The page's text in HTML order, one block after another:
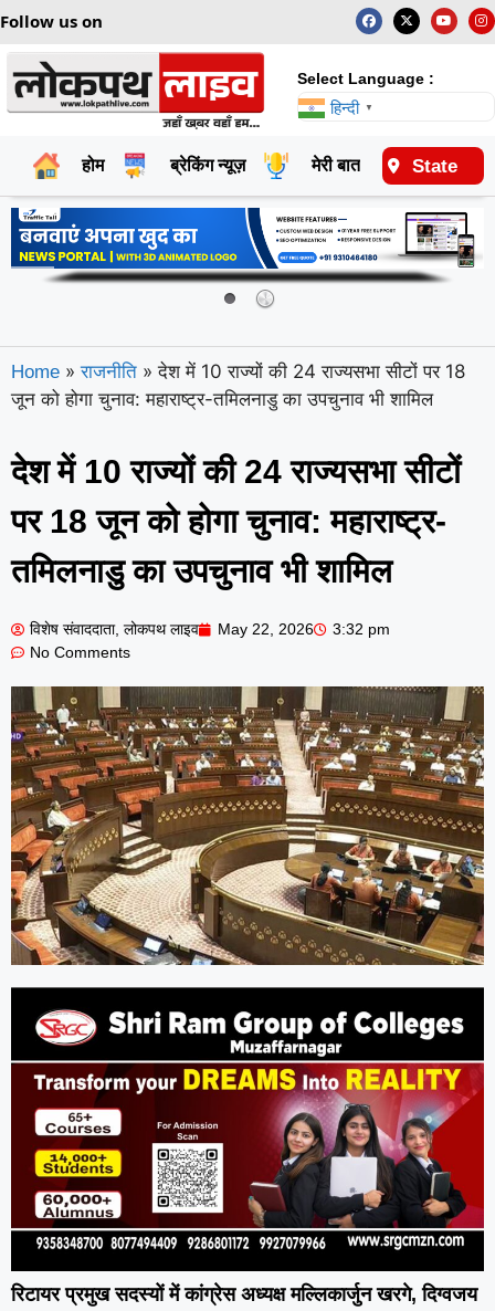
Follow us on
Select Language :
हिन्दी ▼
होम ब्रेकिंग न्यूज़ मेरी बात राष्ट्रीय
State
Home » राजनीति » देश में 10 राज्यों की 24 राज्यसभा सीटों पर 18
जून को होगा चुनाव: महाराष्ट्र-तमिलनाडु का उपचुनाव भी शामिल
देश में 10 राज्यों की 24 राज्यसभा सीटों
पर 18 जून को होगा चुनाव: महाराष्ट्र-
तमिलनाडु का उपचुनाव भी शामिल
विशेष संवाददाता, लोकपथ लाइव May 22, 2026
3:32 pm
No Comments
रिटायर प्रमुख सदस्यों में कांग्रेस अध्यक्ष मल्लिकार्जुन खरगे, दिग्वजय